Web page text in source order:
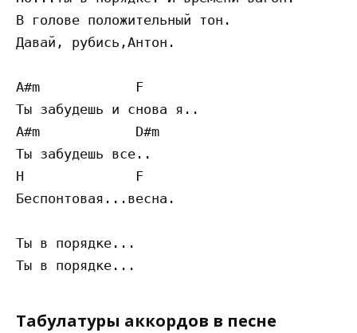
В голове положительный тон.
Давай, рубись,Антон.
A#m            F
Ты забудешь и снова я..
A#m            D#m
Ты забудешь все..
H              F
Беспонтовая...весна.
Ты в порядке...
Табулатуры аккордов в песне